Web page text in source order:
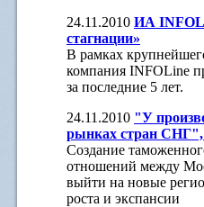
24.11.2010 ИА
стагнации»
В рамках
компания INFOLine
за последние 5 лет.
24.11.2010 "У
рынках стран
Создание
отношений между
выйти на новые
роста и экспансии